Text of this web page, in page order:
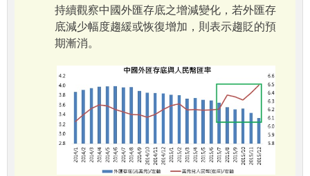
持續觀察中國外匯存底之增減變化，若外匯存
底減少幅度趨緩或恢復增加，則表示趨貶的預
期漸消。